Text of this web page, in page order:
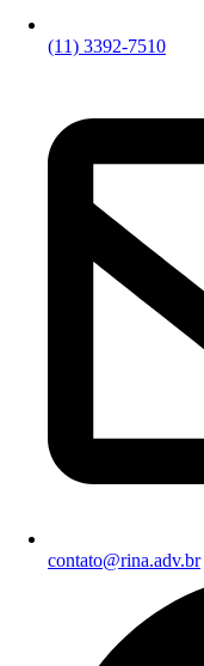
(11) 3392-7510
contato@rina.adv.br